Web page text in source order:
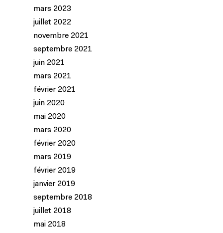
mars 2023
juillet 2022
novembre 2021
septembre 2021
juin 2021
mars 2021
février 2021
juin 2020
mai 2020
mars 2020
février 2020
mars 2019
février 2019
janvier 2019
septembre 2018
juillet 2018
mai 2018